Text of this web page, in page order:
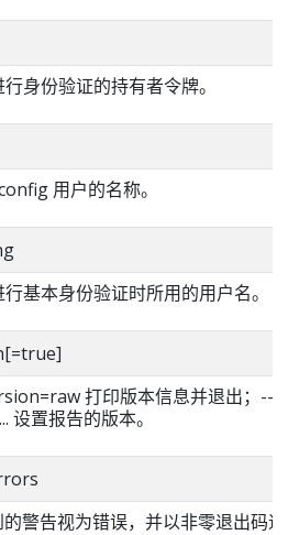
身份验证的持有者令牌。
用户的名称。
基本身份验证时所用的用户名。
打印版本信息并退出；--
设置报告的版本。
警告视为错误，并以非零退出码退